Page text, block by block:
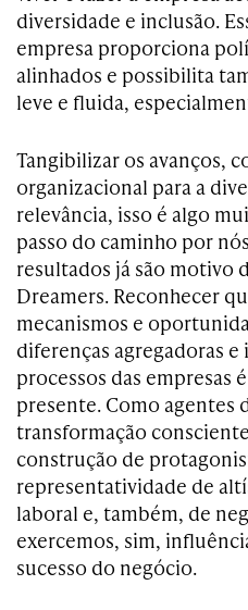
diversidade e inclusão.
empresa proporciona
alinhados e possibilita
leve e fluida,
Tangibilizar os avanços,
organizacional para a
relevância, isso é algo
passo do caminho por
resultados já são motivo
Dreamers. Reconhecer
mecanismos e
diferenças agregadoras
processos das empresas
presente. Como agentes
transformação
construção de
representatividade de
laboral e, também, de
exercemos, sim,
sucesso do negócio.